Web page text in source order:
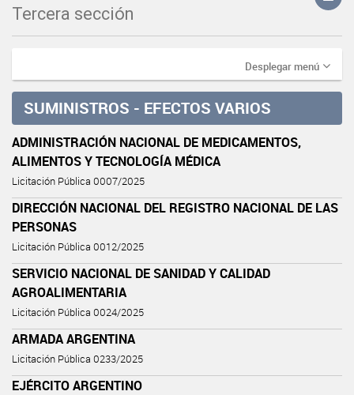
Tercera sección
Desplegar menú
SUMINISTROS - EFECTOS VARIOS
ADMINISTRACIÓN NACIONAL DE MEDICAMENTOS,
ALIMENTOS Y TECNOLOGÍA MÉDICA
Licitación Pública 0007/2025
DIRECCIÓN NACIONAL DEL REGISTRO NACIONAL DE LAS
PERSONAS
Licitación Pública 0012/2025
SERVICIO NACIONAL DE SANIDAD Y CALIDAD
AGROALIMENTARIA
Licitación Pública 0024/2025
ARMADA ARGENTINA
Licitación Pública 0233/2025
EJÉRCITO ARGENTINO